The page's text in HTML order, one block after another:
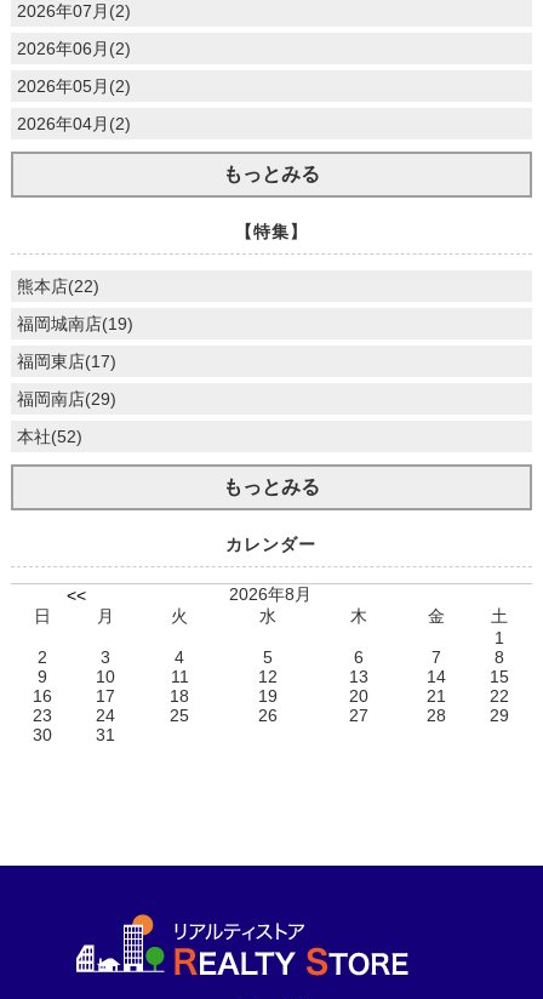
2026年07月(2)
2026年06月(2)
2026年05月(2)
2026年04月(2)
もっとみる
【特集】
熊本店(22)
福岡城南店(19)
福岡東店(17)
福岡南店(29)
本社(52)
もっとみる
カレンダー
<<
2026年8月
日
月 火 水 木 金
土
1
2
3 4 5 6 7
8
9
10 11 12 13 14
15
16
17 18 19 20 21
22
23
24 25 26 27 28
29
30
31